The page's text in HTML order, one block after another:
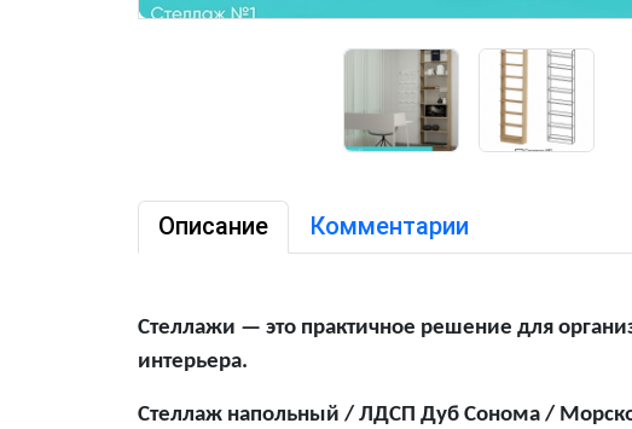
Описание Комментарии
Стеллажи — это практичное решение для
интерьера.
Стеллаж напольный / ЛДСП Дуб Сонома /